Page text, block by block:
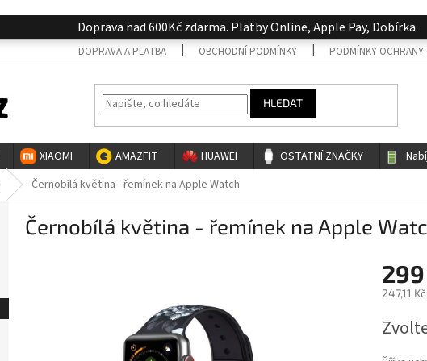
Doprava nad 600Kč zdarma. Platby Online, Apple Pay, Dobírka
DOPRAVA A PLATBA OBCHODNÍ PODMÍNKY PODMÍNKY OCHRANY
HLEDAT
XIAOMI AMAZFIT HUAWEI OSTATNÍ ZNAČKY
Černobílá květina - řemínek na Apple Watch
Černobílá květina - řemínek na Apple
247,11
cena: